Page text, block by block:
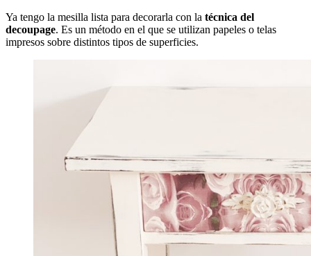
Ya tengo la mesilla lista para decorarla con la técnica del
decoupage. Es un método en el que se utilizan papeles o telas
impresos sobre distintos tipos de superficies.